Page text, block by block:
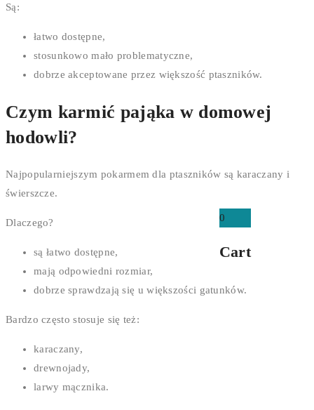
0
Cart
Są:
łatwo dostępne,
stosunkowo mało problematyczne,
dobrze akceptowane przez większość ptaszników.
Czym karmić pająka w domowej
hodowli?
Najpopularniejszym pokarmem dla ptaszników są karaczany i
świerszcze.
Dlaczego?
są łatwo dostępne,
mają odpowiedni rozmiar,
dobrze sprawdzają się u większości gatunków.
Bardzo często stosuje się też:
karaczany,
drewnojady,
larwy mącznika.